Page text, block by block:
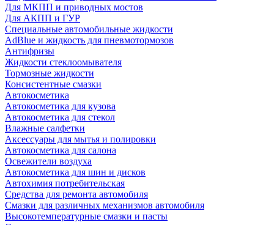
Для МКПП и приводных мостов
Для АКПП и ГУР
Специальные автомобильные жидкости
AdBlue и жидкость для пневмотормозов
Антифризы
Жидкости стеклоомывателя
Тормозные жидкости
Консистентные смазки
Автокосметика
Автокосметика для кузова
Автокосметика для стекол
Влажные салфетки
Аксессуары для мытья и полировки
Автокосметика для салона
Освежители воздуха
Автокосметика для шин и дисков
Автохимия потребительская
Средства для ремонта автомобиля
Смазки для различных механизмов автомобиля
Высокотемпературные смазки и пасты